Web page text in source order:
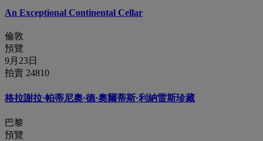
An Exceptional Continental Cellar
倫敦
預覽
9月23日
拍賣 24810
格拉謝拉·帕蒂尼奧·德·奧爾蒂斯·利納雷斯珍藏
巴黎
預覽